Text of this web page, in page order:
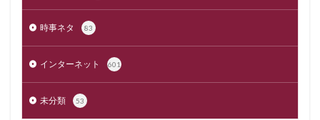
時事ネタ 83
インターネット 601
未分類 53